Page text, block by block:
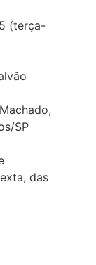
(terça-
SP
das